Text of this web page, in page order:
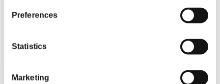
Preferences
Statistics
Marketing
Taka1956